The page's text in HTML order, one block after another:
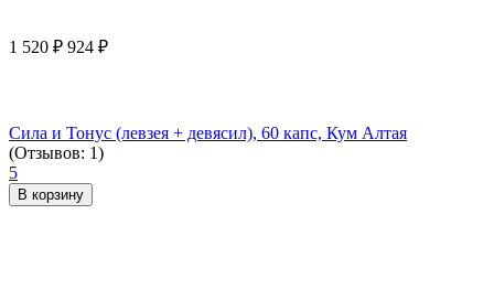
1 520 ₽ 924 ₽
Сила и Тонус (левзея + девясил), 60 капс, Кум Алтая
(Отзывов: 1)
5
В корзину